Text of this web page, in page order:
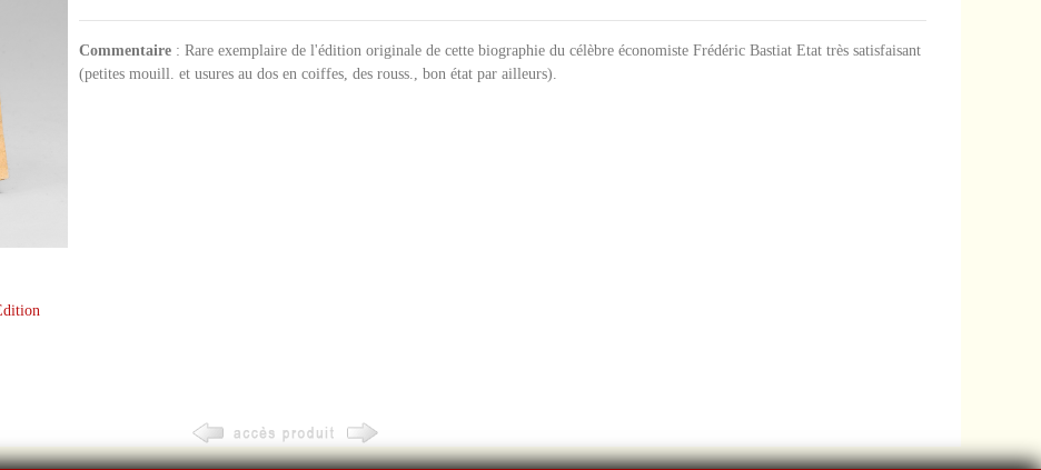
Commentaire: Rare exemplaire de l'édition originale de cette biographie du célèbre économiste Frédéric Bastiat Etat très satisfaisant
(petites mouill. et usures au dos en coiffes, des rouss., bon état par ailleurs).